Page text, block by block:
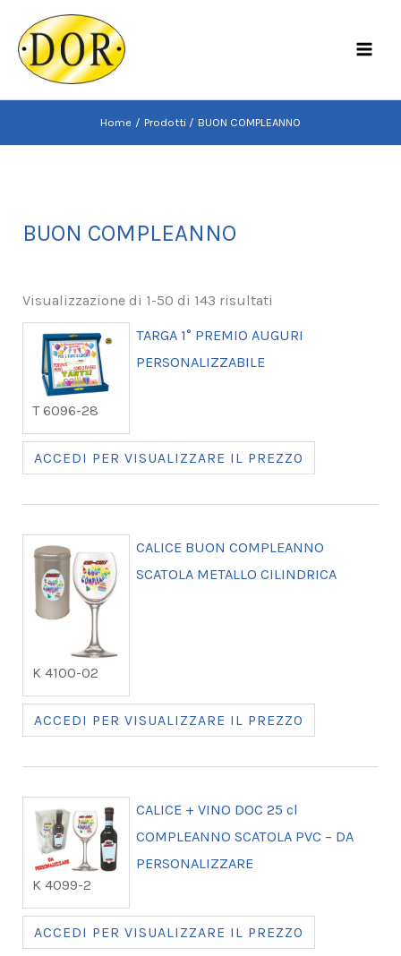
contenuto
Home Prodotti BUON COMPLEANNO
BUON COMPLEANNO
Visualizzazione di 1-50 di 143 risultati
T 6096-28
TARGA 1° PREMIO AUGURI
PERSONALIZZABILE
ACCEDI PER VISUALIZZARE IL PREZZO
K 4100-02
CALICE BUON COMPLEANNO
SCATOLA METALLO CILINDRICA
ACCEDI PER VISUALIZZARE IL PREZZO
K 4099-2
CALICE + VINO DOC 25 cl
COMPLEANNO SCATOLA PVC – DA
PERSONALIZZARE
ACCEDI PER VISUALIZZARE IL PREZZO